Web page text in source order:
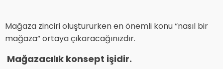
Mağaza zinciri oluştururken en önemli konu “nasıl bir
mağaza” ortaya çıkaracağınızdır.
Mağazacılık konsept işidir.